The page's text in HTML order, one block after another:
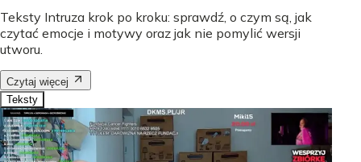
Teksty Intruza krok po kroku: sprawdź, o czym są, jak
czytać emocje i motywy oraz jak nie pomylić wersji
utworu.
Czytaj więcej
Teksty